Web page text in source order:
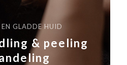
GLADDE HUID
& peeling